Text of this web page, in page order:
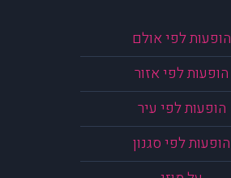
הופעות לפי אולם
הופעות לפי אזור
הופעות לפי עיר
הופעות לפי סגנון